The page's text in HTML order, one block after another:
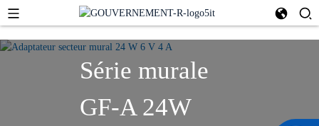
Série murale
GF-A 24W